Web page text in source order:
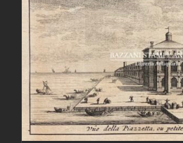
AGGIUNGI AL CARRELLO